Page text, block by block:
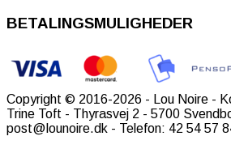
BETALINGSMULIGHEDER
Copyright © 2016-2026 - Lou Noire -
Trine Toft - Thyrasvej 2 - 5700
post@lounoire.dk - Telefon: 42 54 57